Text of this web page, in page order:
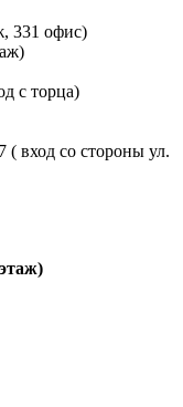
331 офис)
с торца)
( вход со стороны ул.